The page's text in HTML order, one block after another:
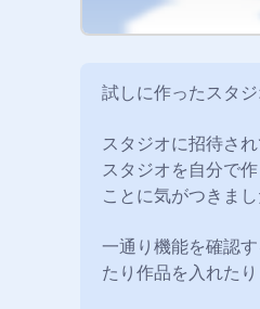
試しに作ったスタ
スタジオに招待さ
スタジオを自分で
ことに気がつきまし
一通り機能を確認
たり作品を入れたり